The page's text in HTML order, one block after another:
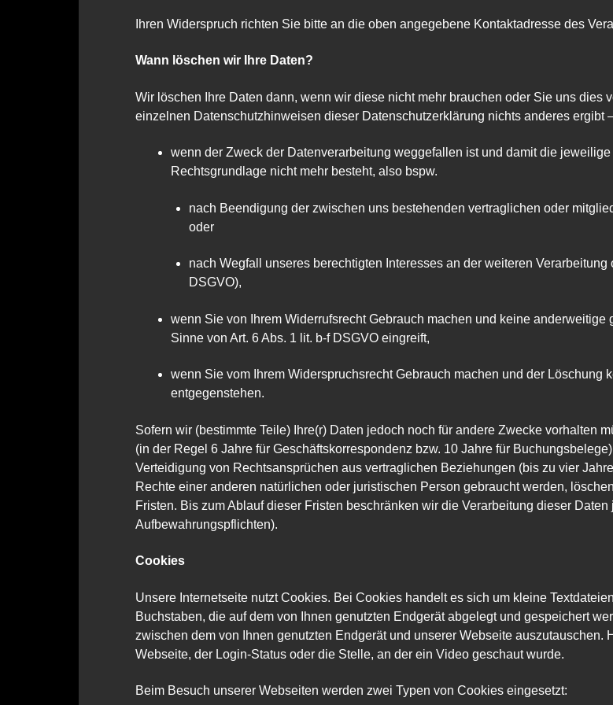
Ihren Widerspruch richten Sie bitte an die oben angegebene Kontaktadresse des
Wann löschen wir Ihre Daten?
Wir löschen Ihre Daten dann, wenn wir diese nicht mehr brauchen oder Sie uns dies
einzelnen Datenschutzhinweisen dieser Datenschutzerklärung nichts anderes ergibt
wenn der Zweck der Datenverarbeitung weggefallen ist und damit die
Rechtsgrundlage nicht mehr besteht, also bspw.
nach Beendigung der zwischen uns bestehenden vertraglichen oder
oder
nach Wegfall unseres berechtigten Interesses an der weiteren
DSGVO),
wenn Sie von Ihrem Widerrufsrecht Gebrauch machen und keine
Sinne von Art. 6 Abs. 1 lit. b-f DSGVO eingreift,
wenn Sie vom Ihrem Widerspruchsrecht Gebrauch machen und der Löschung
entgegenstehen.
Sofern wir (bestimmte Teile) Ihre(r) Daten jedoch noch für andere Zwecke vorhalten
(in der Regel 6 Jahre für Geschäftskorrespondenz bzw. 10 Jahre für
Verteidigung von Rechtsansprüchen aus vertraglichen Beziehungen (bis zu vier
Rechte einer anderen natürlichen oder juristischen Person gebraucht werden,
Fristen. Bis zum Ablauf dieser Fristen beschränken wir die Verarbeitung dieser
Aufbewahrungspflichten).
Cookies
Unsere Internetseite nutzt Cookies. Bei Cookies handelt es sich um kleine
Buchstaben, die auf dem von Ihnen genutzten Endgerät abgelegt und gespeichert
zwischen dem von Ihnen genutzten Endgerät und unserer Webseite
Webseite, der Login-Status oder die Stelle, an der ein Video geschaut wurde.
Beim Besuch unserer Webseiten werden zwei Typen von Cookies eingesetzt: